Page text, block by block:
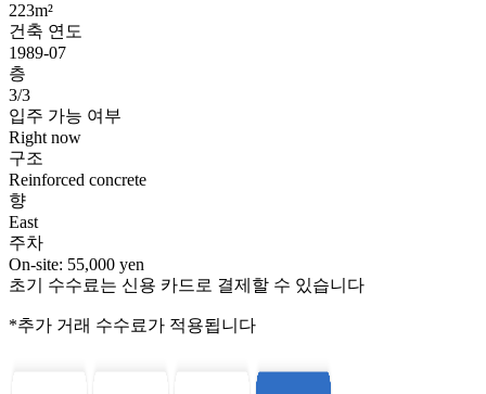
223m²
건축 연도
1989-07
층
3/3
입주 가능 여부
Right now
구조
Reinforced concrete
향
East
주차
On-site: 55,000 yen
초기 수수료는 신용 카드로 결제할 수 있습니다
*추가 거래 수수료가 적용됩니다